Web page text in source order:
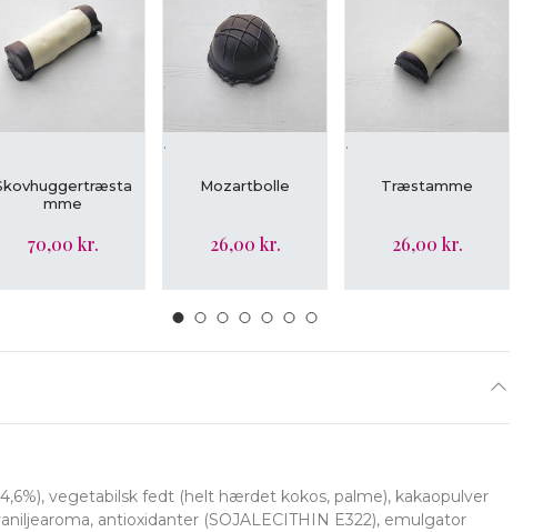
LÆG I KURV
mme
70,00 kr.
LÆG I KURV
.
Mozartbolle
26,00 kr.
LÆG I KURV
.
Træstamme
26,00 kr.
vegetabilsk fedt (helt hærdet kokos, palme), kakaopulver
antioxidanter (SOJALECITHIN E322), emulgator